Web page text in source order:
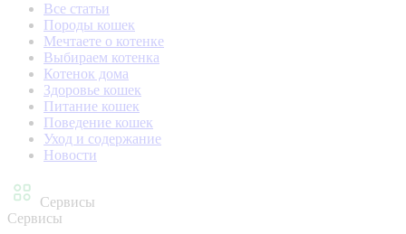
Все статьи
Породы кошек
Мечтаете о котенке
Выбираем котенка
Котенок дома
Здоровье кошек
Питание кошек
Поведение кошек
Уход и содержание
Новости
Сервисы
Сервисы